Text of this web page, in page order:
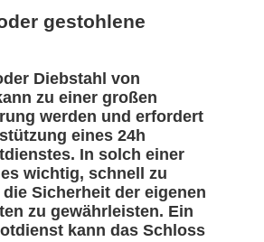
gestohlene
Diebstahl von
zu einer großen
werden und erfordert
eines 24h
In solch einer
wichtig, schnell zu
die Sicherheit der eigenen
zu gewährleisten. Ein
kann das Schloss